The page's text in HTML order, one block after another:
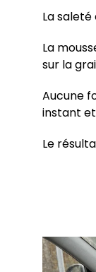
La
La
sur la
Aucune
instant et
Le